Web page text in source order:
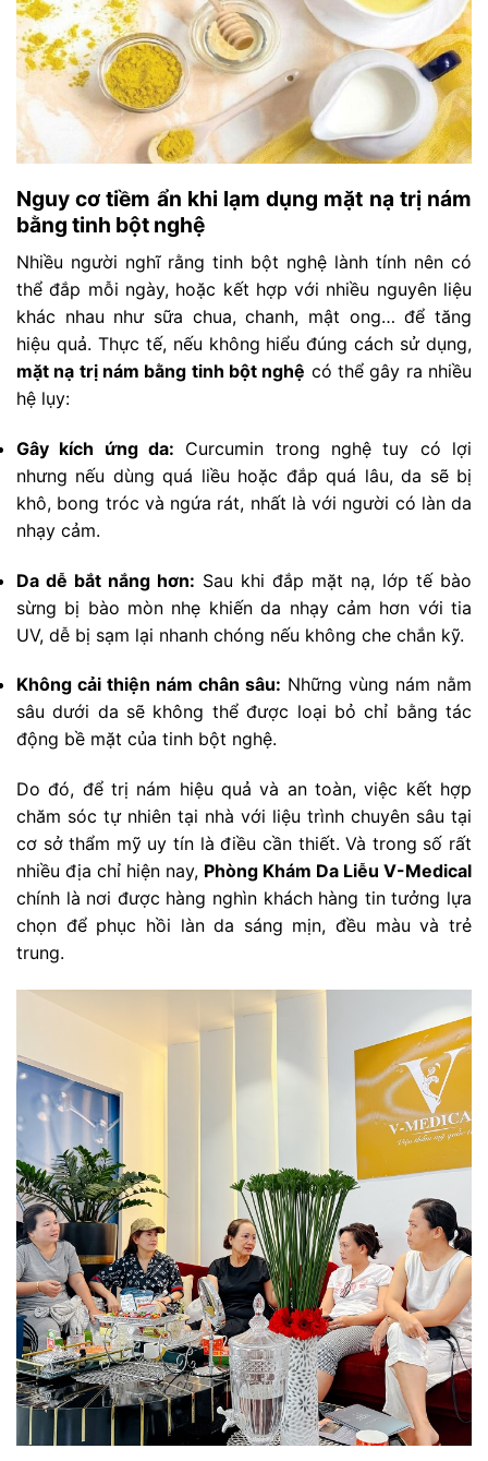
Nguy cơ tiềm ẩn khi lạm dụng mặt nạ trị nám
bằng tinh bột nghệ
Nhiều người nghĩ rằng tinh bột nghệ lành tính nên có
thể đắp mỗi ngày, hoặc kết hợp với nhiều nguyên liệu
khác nhau như sữa chua, chanh, mật ong… để tăng
hiệu quả. Thực tế, nếu không hiểu đúng cách sử dụng,
mặt nạ trị nám bằng tinh bột nghệ có thể gây ra nhiều
hệ lụy:
Gây kích ứng da: Curcumin trong nghệ tuy có lợi
nhưng nếu dùng quá liều hoặc đắp quá lâu, da sẽ bị
khô, bong tróc và ngứa rát, nhất là với người có làn da
nhạy cảm.
Da dễ bắt nắng hơn: Sau khi đắp mặt nạ, lớp tế bào
sừng bị bào mòn nhẹ khiến da nhạy cảm hơn với tia
UV, dễ bị sạm lại nhanh chóng nếu không che chắn kỹ.
Không cải thiện nám chân sâu: Những vùng nám nằm
sâu dưới da sẽ không thể được loại bỏ chỉ bằng tác
động bề mặt của tinh bột nghệ.
Do đó, để trị nám hiệu quả và an toàn, việc kết hợp
chăm sóc tự nhiên tại nhà với liệu trình chuyên sâu tại
cơ sở thẩm mỹ uy tín là điều cần thiết. Và trong số rất
nhiều địa chỉ hiện nay, Phòng Khám Da Liễu V-Medical
chính là nơi được hàng nghìn khách hàng tin tưởng lựa
chọn để phục hồi làn da sáng mịn, đều màu và trẻ
trung.